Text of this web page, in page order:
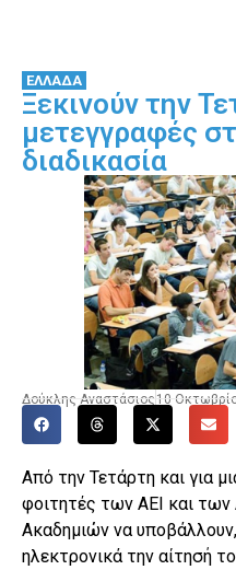
ΕΛΛΑΔΑ
Ξεκινούν την
μετεγγραφές
διαδικασία
Δούκλης Αναστάσιος 10
Από την Τετάρτη και για
φοιτητές των ΑΕΙ και
Ακαδημιών να
ηλεκτρονικά την αίτησή